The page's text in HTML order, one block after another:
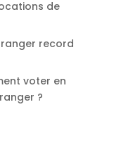
de
record
voter en
?